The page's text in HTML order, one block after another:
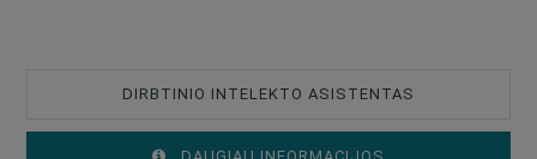
DIRBTINIO INTELEKTO ASISTENTAS